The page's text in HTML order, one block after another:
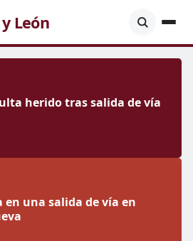
León
herido tras salida de vía
una salida de vía en